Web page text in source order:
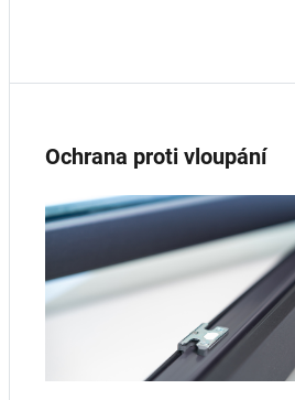
Ochrana proti vloupání